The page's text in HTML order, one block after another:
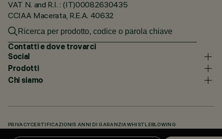
VAT N. and R.I. : (IT)00082630435
CCIAA Macerata, R.E.A. 40632
Contatti e dove trovarci
Social
Prodotti
Chi siamo
PRIVACY CERTIFICAZIONI 5 ANNI DI GARANZIAWHISTLEBLOWING